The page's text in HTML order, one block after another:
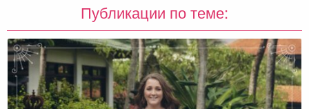
Публикации по теме: